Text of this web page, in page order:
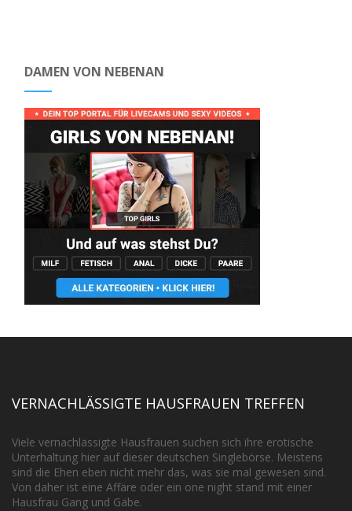
DAMEN VON NEBENAN
VERNACHLÄSSIGTE HAUSFRAUEN TREFFEN
Viele vernachlässigte Hausfrauen suchen sich ihre erotische
Unterhaltung hier auf dieser deutschen Singlebörse. Meistens
sind die Ehen eben nicht mehr das, was sie mal gewesen sind.
Von daher ist eine Affäre oder ein one night stand mit einer
Hausfrau Gang und Gäbe.